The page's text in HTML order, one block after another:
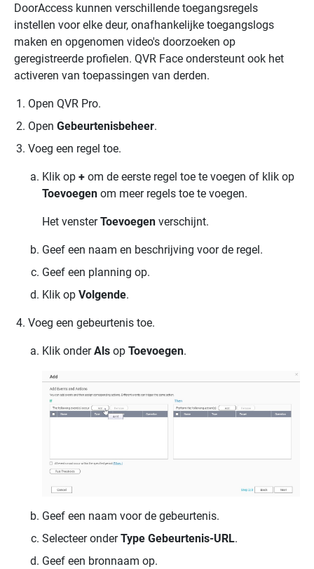
DoorAccess kunnen verschillende toegangsregels
instellen voor elke deur, onafhankelijke toegangslogs
maken en opgenomen video's doorzoeken op
geregistreerde profielen. QVR Face ondersteunt ook het
activeren van toepassingen van derden.
Open QVR Pro.
Open Gebeurtenisbeheer.
Voeg een regel toe.
Klik op + om de eerste regel toe te voegen of klik op
Toevoegen om meer regels toe te voegen.
Het vensterToevoegen verschijnt.
Geef een naam en beschrijving voor de regel.
Geef een planning op.
Klik op Volgende.
Voeg een gebeurtenis toe.
Klik onderAls op Toevoegen.
Geef een naam voor de gebeurtenis.
Selecteer onderType Gebeurtenis-URL.
Geef een bronnaam op.